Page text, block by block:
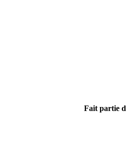
Fait partie